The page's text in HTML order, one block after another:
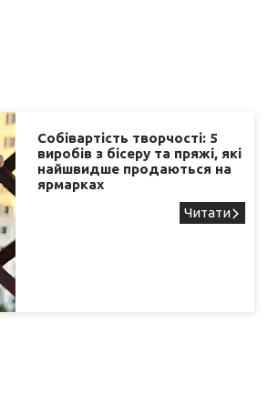
Собівартість творчості: 5
виробів з бісеру та пряжі, які
найшвидше продаються на
ярмарках